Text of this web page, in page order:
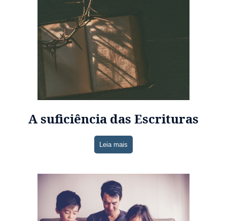
A suficiência das Escrituras
Leia mais